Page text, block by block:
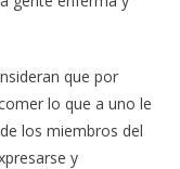
que por
lo que a uno le
los miembros del
y